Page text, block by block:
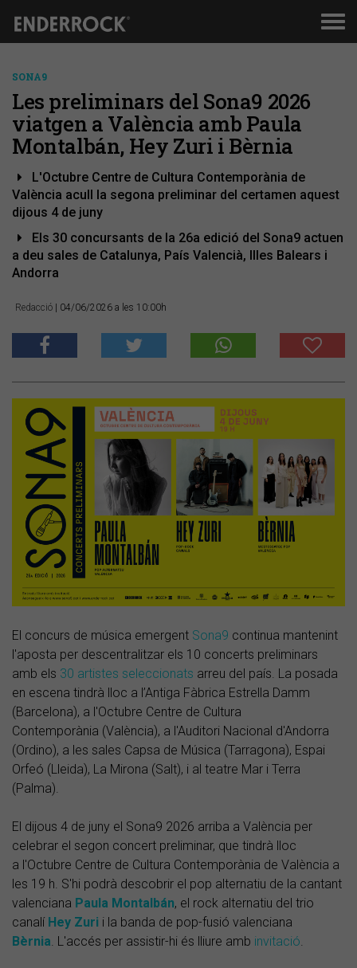
SONA9
Les preliminars del Sona9 2026
viatgen a València amb Paula
Montalbán, Hey Zuri i Bèrnia
L'Octubre Centre de Cultura Contemporània de
València acull la segona preliminar del certamen aquest
dijous 4 de juny
Els 30 concursants de la 26a edició del Sona9 actuen
a deu sales de Catalunya, País Valencià, Illes Balears i
Andorra
Redacció | 04/06/2026 a les 10:00h
El concurs de música emergent Sona9 continua mantenint
l'aposta per descentralitzar els 10 concerts preliminars
amb els 30 artistes seleccionats arreu del país. La posada
en escena tindrà lloc a l’Antiga Fàbrica Estrella Damm
(Barcelona), a l'Octubre Centre de Cultura
Contemporània (València), a l'Auditori Nacional d'Andorra
(Ordino), a les sales Capsa de Música (Tarragona), Espai
Orfeó (Lleida), La Mirona (Salt), i al teatre Mar i Terra
(Palma).
El dijous 4 de juny el Sona9 2026 arriba a València per
celebrar el segon concert preliminar, que tindrà lloc
a l'Octubre Centre de Cultura Contemporània de València a
les 19 h. S'hi podrà descobrir el pop alternatiu de la cantant
valenciana Paula Montalbán, el rock alternatiu del trio
canalí Hey Zuri i la banda de pop-fusió valenciana
Bèrnia . L'accés per assistir-hi és lliure amb invitació